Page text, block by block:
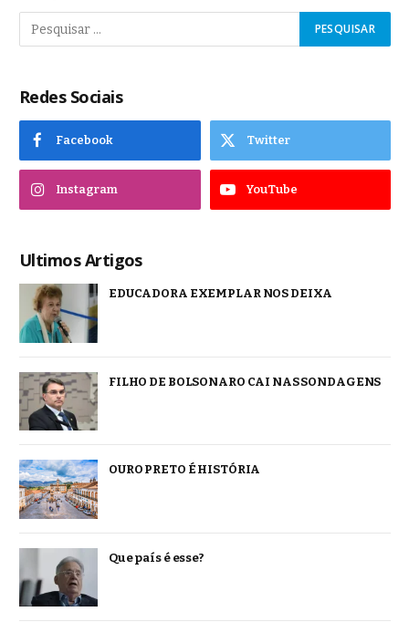
Redes Sociais
Facebook Twitter
Instagram YouTube
Ultimos Artigos
EDUCADORA EXEMPLAR NOS DEIXA
FILHO DE BOLSONARO CAI NAS SONDAGENS
OURO PRETO É HISTÓRIA
Que país é esse?